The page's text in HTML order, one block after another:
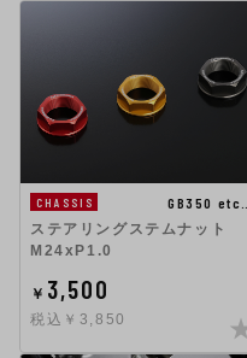
CHASSIS
GB350 etc…
ステアリングステムナット
M24xP1.0
￥ 3,500
税込￥3,850